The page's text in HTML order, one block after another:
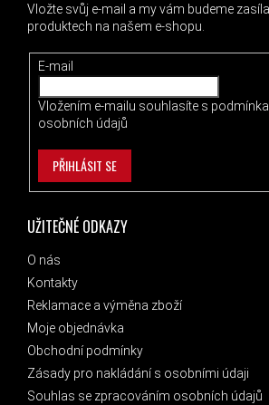
UŽITEČNÉ ODKAZY
O nás
Kontakty
Reklamace a výměna zboží
Moje objednávka
Obchodní podmínky
Zásady pro nakládání s osobními údaji
Souhlas se zpracováním osobních údajů
Vložte svůj e-mail a my vám budeme
produktech na našem e-shopu.
E-mail
Vložením e-mailu souhlasíte s
osobních údajů
PŘIHLÁSIT SE